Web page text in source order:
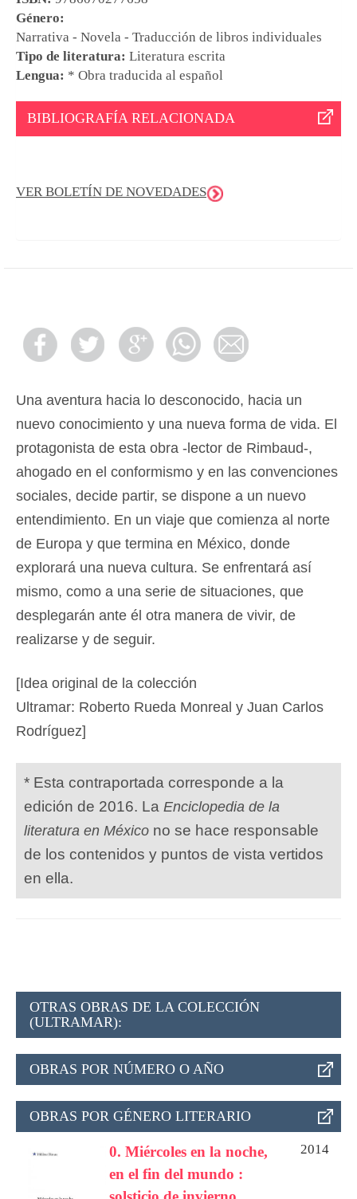
Género:
Narrativa - Novela - Traducción de libros individuales
Tipo de literatura: Literatura escrita
Lengua: * Obra traducida al español
BIBLIOGRAFÍA RELACIONADA
VER BOLETÍN DE NOVEDADES
Una aventura hacia lo desconocido, hacia un
nuevo conocimiento y una nueva forma de vida. El
protagonista de esta obra -lector de Rimbaud-,
ahogado en el conformismo y en las convenciones
sociales, decide partir, se dispone a un nuevo
entendimiento. En un viaje que comienza al norte
de Europa y que termina en México, donde
explorará una nueva cultura. Se enfrentará así
mismo, como a una serie de situaciones, que
desplegarán ante él otra manera de vivir, de
realizarse y de seguir.
[Idea original de la colección
Ultramar: Roberto Rueda Monreal y Juan Carlos
Rodríguez]
* Esta contraportada corresponde a la
edición de 2016. La Enciclopedia de la
literatura en México no se hace responsable
de los contenidos y puntos de vista vertidos
en ella.
OTRAS OBRAS DE LA COLECCIÓN
(ULTRAMAR):
OBRAS POR NÚMERO O AÑO
OBRAS POR GÉNERO LITERARIO
0. Miércoles en la noche,
en el fin del mundo :
2014